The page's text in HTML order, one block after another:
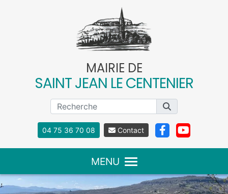
MAIRIE DE
SAINT JEAN LE CENTENIER
04 75 36 70 08 Contact
MENU
Panneau de gestion des cookies